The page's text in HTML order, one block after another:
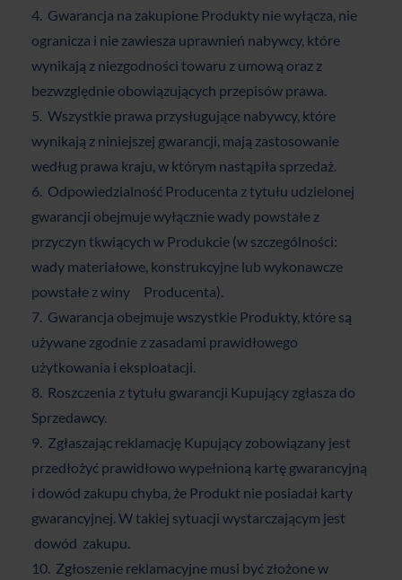
Gwarancja na zakupione Produkty nie wyłącza, nie
ogranicza i nie zawiesza uprawnień nabywcy, które
wynikają z niezgodności towaru z umową oraz z
bezwzględnie obowiązujących przepisów prawa.
Wszystkie prawa przysługujące nabywcy, które
wynikają z niniejszej gwarancji, mają zastosowanie
według prawa kraju, w którym nastąpiła sprzedaż.
Odpowiedzialność Producenta z tytułu udzielonej
gwarancji obejmuje wyłącznie wady powstałe z
przyczyn tkwiących w Produkcie (w szczególności:
wady materiałowe, konstrukcyjne lub wykonawcze
powstałe z winy Producenta).
Gwarancja obejmuje wszystkie Produkty, które są
używane zgodnie z zasadami prawidłowego
użytkowania i eksploatacji.
Roszczenia z tytułu gwarancji Kupujący zgłasza do
Sprzedawcy.
Zgłaszając reklamację Kupujący zobowiązany jest
przedłożyć prawidłowo wypełnioną kartę gwarancyjną
i dowód zakupu chyba, że Produkt nie posiadał karty
gwarancyjnej. W takiej sytuacji wystarczającym jest
dowód zakupu.
Zgłoszenie reklamacyjne musi być złożone w